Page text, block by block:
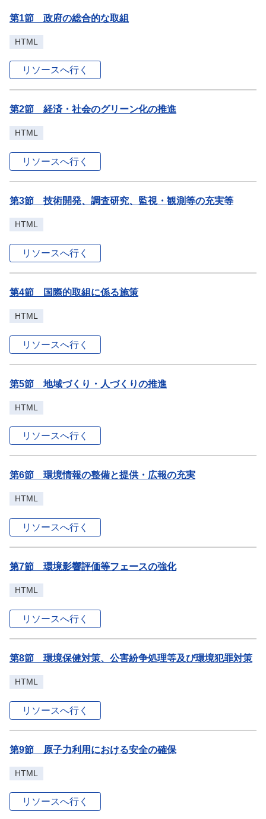
第1節 政府の総合的な取組
HTML
リソースへ行く
第2節 経済・社会のグリーン化の推進
HTML
リソースへ行く
第3節 技術開発、調査研究、監視・観測等の充実等
HTML
リソースへ行く
第4節 国際的取組に係る施策
HTML
リソースへ行く
第5節 地域づくり・人づくりの推進
HTML
リソースへ行く
第6節 環境情報の整備と提供・広報の充実
HTML
リソースへ行く
第7節 環境影響評価等フェースの強化
HTML
リソースへ行く
第8節 環境保健対策、公害紛争処理等及び環境犯罪対策
HTML
リソースへ行く
第9節 原子力利用における安全の確保
HTML
リソースへ行く